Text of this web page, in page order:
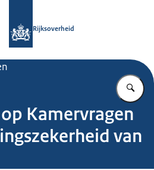
Rijksoverheid
Kamervragen
van